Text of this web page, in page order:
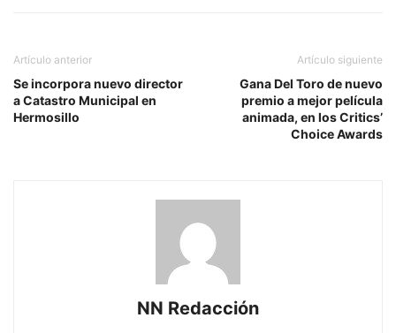
Artículo anterior
Se incorpora nuevo director
a Catastro Municipal en
Hermosillo
Artículo siguiente
Gana Del Toro de nuevo
premio a mejor película
animada, en los Critics’
Choice Awards
NN Redacción